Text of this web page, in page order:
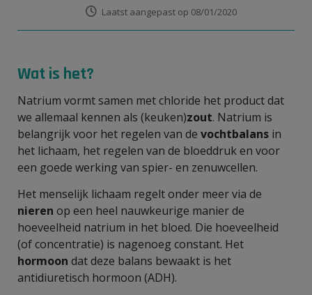
Laatst aangepast op 08/01/2020
Wat is het?
Natrium vormt samen met chloride het product dat
we allemaal kennen als (keuken)zout. Natrium is
belangrijk voor het regelen van de vochtbalans in
het lichaam, het regelen van de bloeddruk en voor
een goede werking van spier- en zenuwcellen.
Het menselijk lichaam regelt onder meer via de
nieren op een heel nauwkeurige manier de
hoeveelheid natrium in het bloed. Die hoeveelheid
(of concentratie) is nagenoeg constant. Het
hormoon dat deze balans bewaakt is het
antidiuretisch hormoon (ADH).